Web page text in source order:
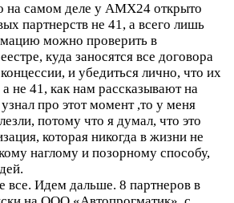
на самом деле у AMX24 открыто
партнерств не 41, а всего лишь
можно проверить в
куда заносятся все договора
и убедиться лично, что их
не 41, как нам рассказывают на
про этот момент ,то у меня
потому что я думал, что это
которая никогда в жизни не
наглому и позорному способу,
все. Идем дальше. 8 партнеров в